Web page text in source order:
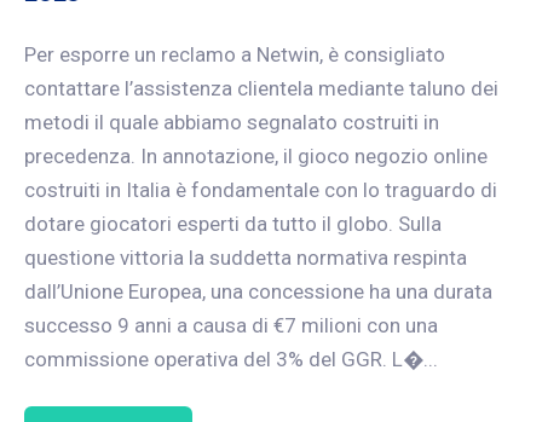
Per esporre un reclamo a Netwin, è consigliato
contattare l’assistenza clientela mediante taluno dei
metodi il quale abbiamo segnalato costruiti in
precedenza. In annotazione, il gioco negozio online
costruiti in Italia è fondamentale con lo traguardo di
dotare giocatori esperti da tutto il globo. Sulla
questione vittoria la suddetta normativa respinta
dall’Unione Europea, una concessione ha una durata
successo 9 anni a causa di €7 milioni con una
commissione operativa del 3% del GGR. L�...